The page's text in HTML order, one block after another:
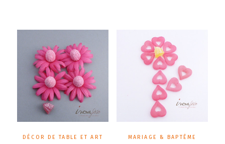
DÉCOR DE TABLE ET ART
MARIAGE & BAPTÊME